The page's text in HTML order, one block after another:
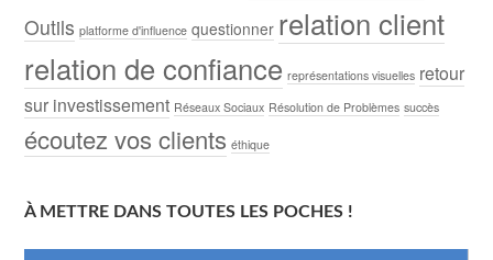
Outils platforme d'influence questionner relation client
relation de confiance représentations visuelles retour
sur investissement Réseaux Sociaux Résolution de Problèmes succès
écoutez vos clients éthique
À METTRE DANS TOUTES LES POCHES !